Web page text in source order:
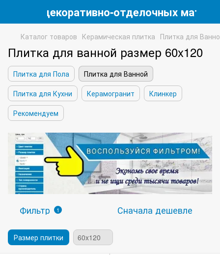
декоративно-отделочных
Каталог товаров Керамическая плитка Плитка для
Плитка для ванной размер 60x120
Плитка для Пола
Плитка для Ванной
Плитка для Кухни
Керамогранит
Клинкер
Рекомендуем
Фильтр 1 Сначала дешевле
Размер плитки 60x120